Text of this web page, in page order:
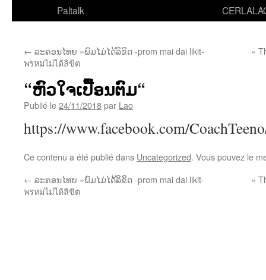
Paltalk
← ລະຄອນໄທຍ »ພົມໄມ່ໄດ້ລິຂິດ -prom mai dai likit-
พรหมไม่ได้ลิขิต
«
“ຫົວໃຈເປື້ອນຕົມ“
Publié le24/11/2018par Lao
https://www.facebook.com/
Ce contenu a été publié dans Uncategorized. Vous pouvez le
← ລະຄອນໄທຍ »ພົມໄມ່ໄດ້ລິຂິດ -prom mai dai likit-
พรหมไม่ได้ลิขิต
«